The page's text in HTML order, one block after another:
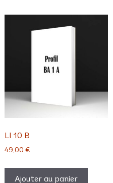
LI 10 B
49,00 €
Ajouter au panier